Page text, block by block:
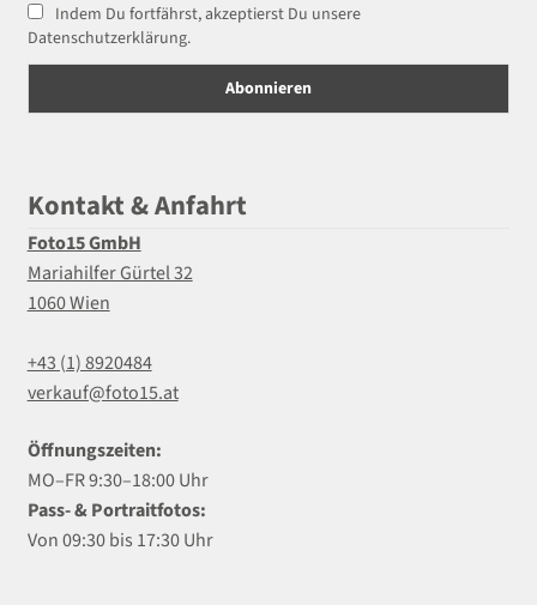
Indem Du fortfährst, akzeptierst Du unsere
Datenschutzerklärung.
Kontakt & Anfahrt
Foto15 GmbH
Mariahilfer Gürtel 32
1060 Wien
+43 (1) 8920484
verkauf@foto15.at
Öffnungszeiten:
MO–FR 9:30–18:00 Uhr
Pass- & Portraitfotos:
Von 09:30 bis 17:30 Uhr